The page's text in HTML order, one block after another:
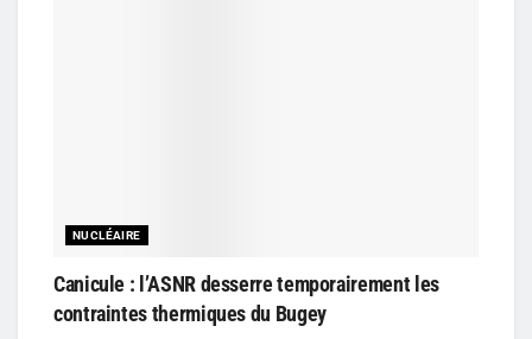
NUCLÉAIRE
Canicule : l’ASNR desserre temporairement les
contraintes thermiques du Bugey